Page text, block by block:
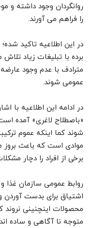
روانگردان وجود داشته و
را فراهم می آورند.
در این اطلاعیه تاکید
برده با تبلیغات زیاد
مترادف با عدم وجود
عمومی شوند.
در ادامه این اطلاعیه با
«باصطلاح لاغری» آمده
شوند کما اینکه عموم
موادی است که باعث بروز
برخی از افراد را دچار
روابط عمومی سازمان غذا
اشتیاق برای بدست
محصولات اینچنینی
متوجه نا آگاهی و ساده